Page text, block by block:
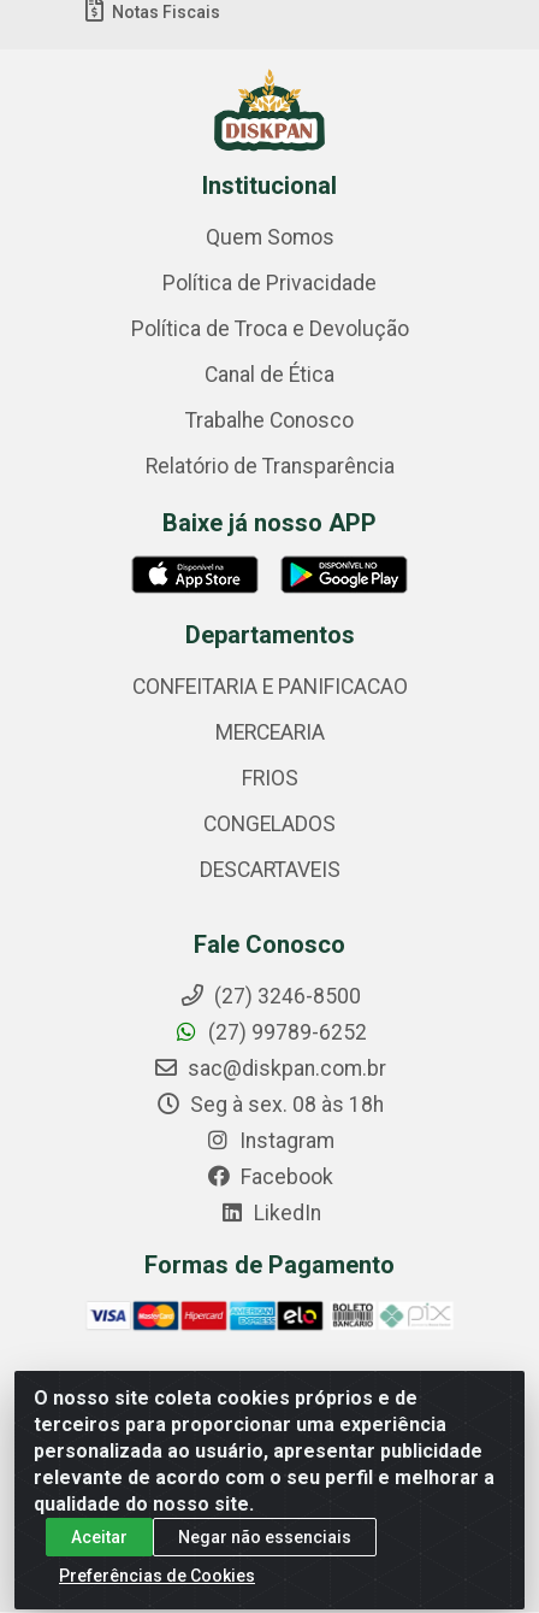
O nosso site coleta cookies próprios e de
terceiros para proporcionar uma experiência
personalizada ao usuário, apresentar publicidade
relevante de acordo com o seu perfil e melhorar a
qualidade do nosso site.
Aceitar
Negar não essenciais
Preferências de Cookies
Notas Fiscais
Institucional
Quem Somos
Política de Privacidade
Política de Troca e Devolução
Canal de Ética
Trabalhe Conosco
Relatório de Transparência
Baixe já nosso APP
Departamentos
CONFEITARIA E PANIFICACAO
MERCEARIA
FRIOS
CONGELADOS
DESCARTAVEIS
Fale Conosco
(27) 3246-8500
(27) 99789-6252
sac@diskpan.com.br
Seg à sex. 08 às 18h
Instagram
Facebook
LikedIn
Formas de Pagamento
Comercial Diskpan Ltda - Av. Fernando Antonio, 1911 -
Sotelandia, Cariacica/ES - CEP 29140-669 - CNPJ
02.691.482/0001-07